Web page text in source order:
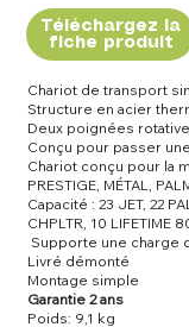
Téléchargez la
fiche produit
Chariot de transport
Structure en acier
Deux poignées
Conçu pour passer
Chariot conçu pour la
PRESTIGE, MÉTAL,
Capacité : 23 JET, 22
CHPLTR, 10 LIFETIME
Supporte une charge
Livré démonté
Montage simple
Garantie 2 ans
Poids: 9,1 kg